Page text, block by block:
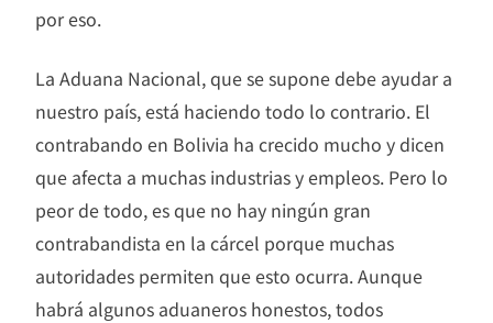
por eso.
La Aduana Nacional, que se supone debe ayudar a
nuestro país, está haciendo todo lo contrario. El
contrabando en Bolivia ha crecido mucho y dicen
que afecta a muchas industrias y empleos. Pero lo
peor de todo, es que no hay ningún gran
contrabandista en la cárcel porque muchas
autoridades permiten que esto ocurra. Aunque
habrá algunos aduaneros honestos, todos